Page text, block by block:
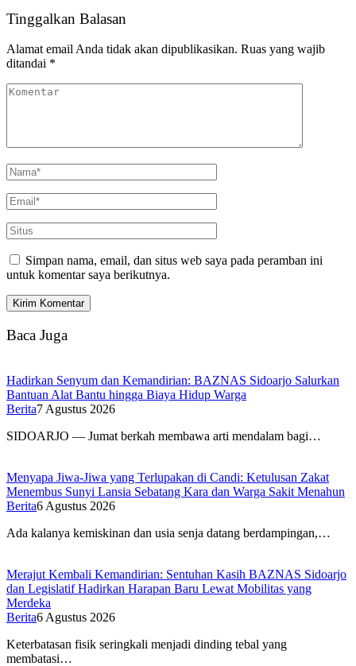
Tinggalkan Balasan
Alamat email Anda tidak akan dipublikasikan. Ruas yang wajib
ditandai *
Simpan nama, email, dan situs web saya pada peramban ini
untuk komentar saya berikutnya.
Baca Juga
Hadirkan Senyum dan Kemandirian: BAZNAS Sidoarjo Salurkan
Bantuan Alat Bantu hingga Biaya Hidup Warga
Berita7 Agustus 2026
SIDOARJO — Jumat berkah membawa arti mendalam bagi…
Menyapa Jiwa-Jiwa yang Terlupakan di Candi: Ketulusan Zakat
Menembus Sunyi Lansia Sebatang Kara dan Warga Sakit Menahun
Berita6 Agustus 2026
Ada kalanya kemiskinan dan usia senja datang berdampingan,…
Merajut Kembali Kemandirian: Sentuhan Kasih BAZNAS Sidoarjo
dan Legislatif Hadirkan Harapan Baru Lewat Mobilitas yang
Merdeka
Berita6 Agustus 2026
Keterbatasan fisik seringkali menjadi dinding tebal yang
membatasi…